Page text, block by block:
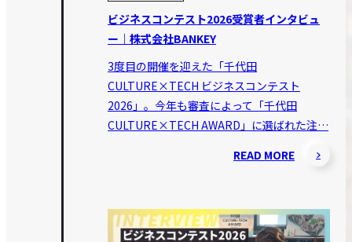
ビジネスコンテスト2026受賞者インタビュ
ー｜株式会社BANKEY
3度目の開催を迎えた「千代田
CULTURE×TECH ビジネスコンテスト
2026」。今年も審査によって「千代田
CULTURE×TECH AWARD」に選ばれた注…
READ MORE